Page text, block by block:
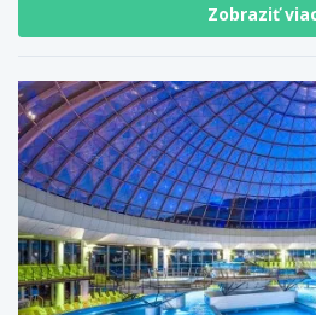
Zobraziť